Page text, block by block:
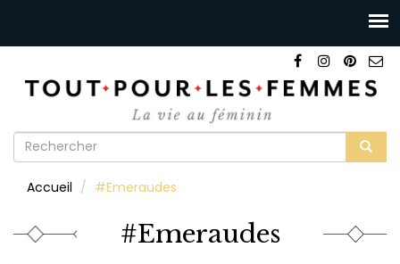
Formulaire
recherche
Accueil #Emeraudes
#Emeraudes